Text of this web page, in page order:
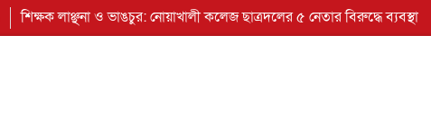
শিক্ষক লাঞ্ছনা ও ভাঙচুর: নোয়াখালী কলেজ ছাত্রদলের ৫ নেতার বিরুদ্ধে ব্যবস্থা